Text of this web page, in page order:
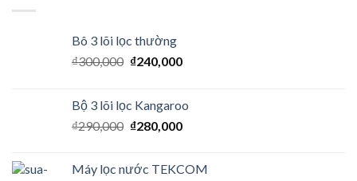
Bô 3 lõi lọc thường
₫300,000 ₫240,000
Bộ 3 lõi lọc Kangaroo
₫290,000 ₫280,000
Máy lọc nước TEKCOM